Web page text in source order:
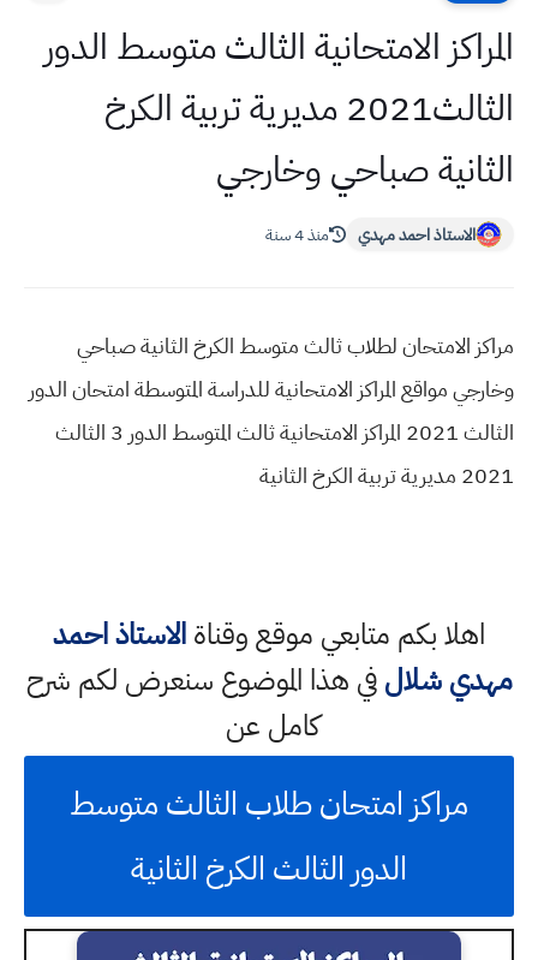
المراكز الامتحانية الثالث متوسط الدور
الثالث2021 مديرية تربية الكرخ
الثانية صباحي وخارجي
الاستاذ احمد مهدي منذ 4 سنة
مراكز الامتحان لطلاب ثالث متوسط الكرخ الثانية صباحي
وخارجي مواقع المراكز الامتحانية للدراسة المتوسطة امتحان الدور
الثالث 2021 المراكز الامتحانية ثالث المتوسط الدور 3 الثالث
2021 مديرية تربية الكرخ الثانية
اهلا بكم متابعي موقع وقناةالاستاذ احمد
مهدي شلالفي هذا الموضوع سنعرض لكم شرح
كامل عن
مراكز امتحان طلاب الثالث متوسط
الدور الثالث الكرخ الثانية